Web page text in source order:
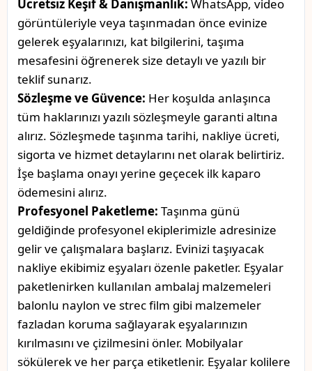
Ücretsiz Keşif & Danışmanlık: WhatsApp, video
görüntüleriyle veya taşınmadan önce evinize
gelerek eşyalarınızı, kat bilgilerini, taşıma
mesafesini öğrenerek size detaylı ve yazılı bir
teklif sunarız.
Sözleşme ve Güvence: Her koşulda anlaşınca
tüm haklarınızı yazılı sözleşmeyle garanti altına
alırız. Sözleşmede taşınma tarihi, nakliye ücreti,
sigorta ve hizmet detaylarını net olarak belirtiriz.
İşe başlama onayı yerine geçecek ilk kaparo
ödemesini alırız.
Profesyonel Paketleme: Taşınma günü
geldiğinde profesyonel ekiplerimizle adresinize
gelir ve çalışmalara başlarız. Evinizi taşıyacak
nakliye ekibimiz eşyaları özenle paketler. Eşyalar
paketlenirken kullanılan ambalaj malzemeleri
balonlu naylon ve strec film gibi malzemeler
fazladan koruma sağlayarak eşyalarınızın
kırılmasını ve çizilmesini önler. Mobilyalar
sökülerek ve her parça etiketlenir. Eşyalar kolilere